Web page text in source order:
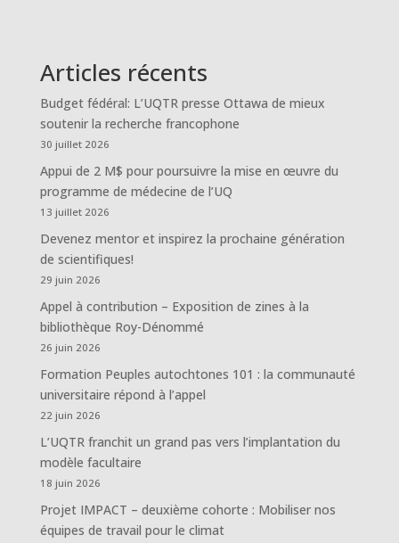
Articles récents
Budget fédéral: L’UQTR presse Ottawa de mieux
soutenir la recherche francophone
30 juillet 2026
Appui de 2 M$ pour poursuivre la mise en œuvre du
programme de médecine de l’UQ
13 juillet 2026
Devenez mentor et inspirez la prochaine génération
de scientifiques!
29 juin 2026
Appel à contribution – Exposition de zines à la
bibliothèque Roy-Dénommé
26 juin 2026
Formation Peuples autochtones 101 : la communauté
universitaire répond à l’appel
22 juin 2026
L’UQTR franchit un grand pas vers l’implantation du
modèle facultaire
18 juin 2026
Projet IMPACT – deuxième cohorte : Mobiliser nos
équipes de travail pour le climat